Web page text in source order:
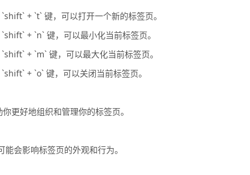
+ `t` 键，可以打开一个新的标签页。
+ `n` 键，可以最小化当前标签页。
+ `m` 键，可以最大化当前标签页。
+ `o` 键，可以关闭当前标签页。
更好地组织和管理你的标签页。
会影响标签页的外观和行为。